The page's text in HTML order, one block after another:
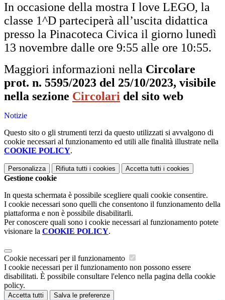
In occasione della mostra I love LEGO, la
classe 1^D parteciperà all’uscita didattica
presso la Pinacoteca Civica il giorno lunedì
13 novembre dalle ore 9:55 alle ore 10:55.
Maggiori informazioni nella Circolare
prot. n. 5595/2023 del 25/10/2023, visibile
nella sezione Circolari del sito web
Notizie
Questo sito o gli strumenti terzi da questo utilizzati si avvalgono di
cookie necessari al funzionamento ed utili alle finalità illustrate nella
COOKIE POLICY.
Personalizza Rifiuta tutti i cookies Accetta tutti i cookies
Gestione cookie
In questa schermata è possibile scegliere quali cookie consentire.
I cookie necessari sono quelli che consentono il funzionamento della
piattaforma e non è possibile disabilitarli.
Per conoscere quali sono i cookie necessari al funzionamento potete
visionare la COOKIE POLICY.
Cookie necessari per il funzionamento
I cookie necessari per il funzionamento non possono essere
disabilitati. È possibile consultare l'elenco nella pagina della cookie
policy.
Accetta tutti Salva le preferenze